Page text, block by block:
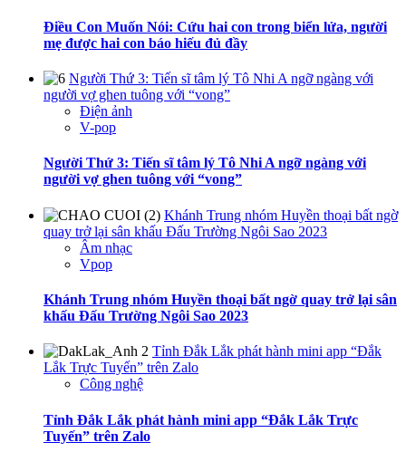
Điều Con Muốn Nói: Cứu hai con trong biển lửa, người
mẹ được hai con báo hiếu đủ đầy
Người Thứ 3: Tiến sĩ tâm lý Tô Nhi A ngỡ ngàng với
người vợ ghen tuông với “vong”
Điện ảnh
V-pop
Người Thứ 3: Tiến sĩ tâm lý Tô Nhi A ngỡ ngàng với
người vợ ghen tuông với “vong”
Khánh Trung nhóm Huyền thoại bất ngờ
quay trở lại sân khấu Đấu Trường Ngôi Sao 2023
Âm nhạc
Vpop
Khánh Trung nhóm Huyền thoại bất ngờ quay trở lại sân
khấu Đấu Trường Ngôi Sao 2023
Tỉnh Đắk Lắk phát hành mini app “Đắk
Lắk Trực Tuyến” trên Zalo
Công nghệ
Tỉnh Đắk Lắk phát hành mini app “Đắk Lắk Trực
Tuyến” trên Zalo